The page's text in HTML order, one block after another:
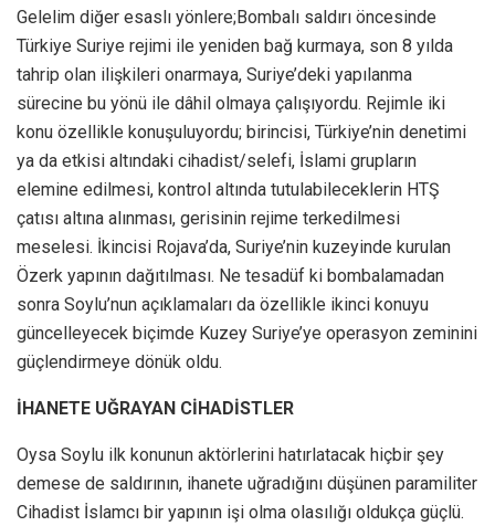
Gelelim diğer esaslı yönlere;Bombalı saldırı öncesinde
Türkiye Suriye rejimi ile yeniden bağ kurmaya, son 8 yılda
tahrip olan ilişkileri onarmaya, Suriye’deki yapılanma
sürecine bu yönü ile dâhil olmaya çalışıyordu. Rejimle iki
konu özellikle konuşuluyordu; birincisi, Türkiye’nin denetimi
ya da etkisi altındaki cihadist/selefi, İslami grupların
elemine edilmesi, kontrol altında tutulabileceklerin HTŞ
çatısı altına alınması, gerisinin rejime terkedilmesi
meselesi. İkincisi Rojava’da, Suriye’nin kuzeyinde kurulan
Özerk yapının dağıtılması. Ne tesadüf ki bombalamadan
sonra Soylu’nun açıklamaları da özellikle ikinci konuyu
güncelleyecek biçimde Kuzey Suriye’ye operasyon zeminini
güçlendirmeye dönük oldu.
İHANETE UĞRAYAN CİHADİSTLER
Oysa Soylu ilk konunun aktörlerini hatırlatacak hiçbir şey
demese de saldırının, ihanete uğradığını düşünen paramiliter
Cihadist İslamcı bir yapının işi olma olasılığı oldukça güçlü.